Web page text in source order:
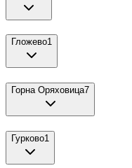
Гложево1
Горна Оряховица7
Гурково1